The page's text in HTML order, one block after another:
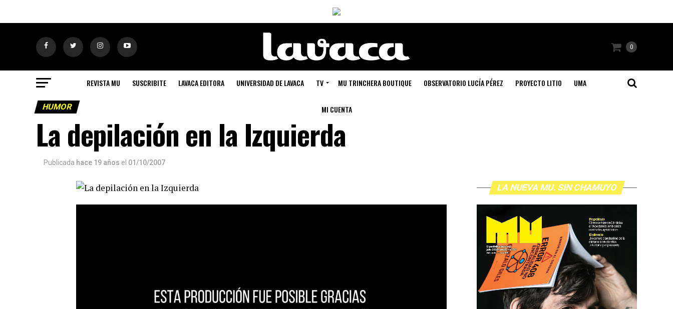
0
REVISTA MU SUSCRIBITE LAVACA EDITORA UNIVERSIDAD DE LAVACA TV MU TRINCHERA BOUTIQUE OBSERVATORIO LUCÍA PÉREZ PROYECTO LITIO UMA
MI CUENTA
HUMOR
La depilación en la Izquierda
Publicada hace 19 años el 01/10/2007
LA NUEVA MU. SIN CHAMUYO